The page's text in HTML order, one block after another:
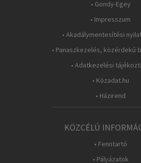
• Gondy-Egey
• Impresszum
• Akadálymentesítési
• Panaszkezelés, közérdekű
• Adatkezelési
• Közadat.hu
• Házirend
KÖZCÉLÚ
• Fenntartó
• Pályázatok